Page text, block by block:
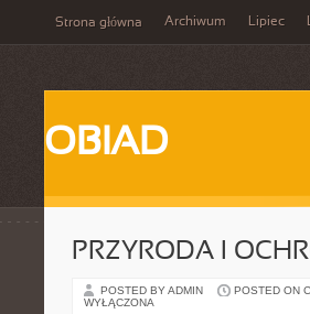
Strona główna Archiwum Lipiec
OBIAD
PRZYRODA I
POSTED BY ADMIN POSTED ON
WYŁĄCZONA